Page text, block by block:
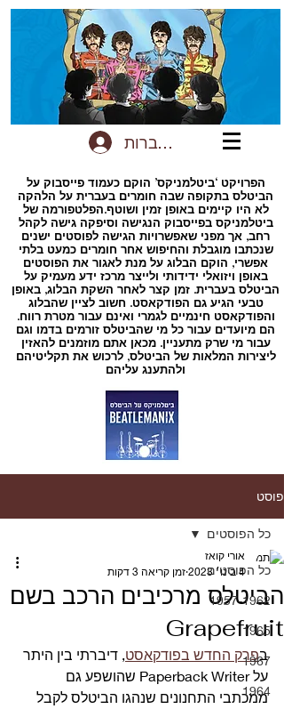
להתחברות
הפרויקט ‘ביטלמניקס’ הוקם כעמוד פייסבוק על
הביטלס בתקופה שבה חומרים בעברית על הלהקה
לא היו קיימים באופן זמין ושוטף.הפלטפורמה של
ביטלמניקס בפייסבוק הנגישה וסיפקה גישה לקהל
רחב, אך מפני שאפשרויות הגישה לפוסטים ישנים
שנכתבו מוגבלת והחיפוש אחר חומרים כמעט בלתי
אפשרי, הוקם הבלוג על מנת לאגור את הפוסטים
באופן ויזואלי ידידותי ולייצר מרכז ידע מעמיק על
הביטלס בעברית. זמן קצר לאחר השקת הבלוג, באופן
טבעי הגיע גם הפודקאסט. חשוב לציין שהבלוג
והפודקאסט חינמיים לגמרי ואינם עבור מטרת רווח.
הם מיועדים עבור כל מי שהביטלס זורמים בדמו וגם
עבור מי שרק מתעניין. מכאן אתם מוזמנים להאזין
ליצירות המלאות של הביטלס, לרכוש את תקליטיהם
ולהתענג עליהם
פוסט
כל הפוסטים
1957-1962
1965
1967
1964
כל הפוסטים
הביטלס מרכיבים הרכב בשם
Grapefruit
אורי קואז
4 בינו׳ 2023
זמן קריאה 3 דקות
בפרק החדש בפודקאסט, דיברתי בין היתר
על Paperback Writer שהושפע גם
ממכתבי התחנונים שנהגו הביטלס לקבל